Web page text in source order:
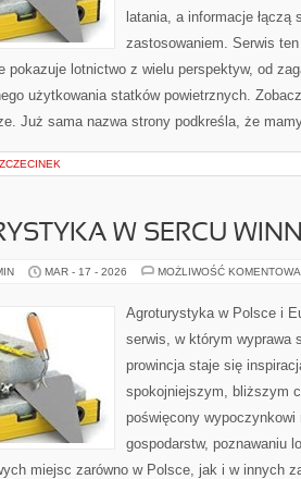
latania, a informacje
zastosowaniem. Serwis
pokazuje lotnictwo z wielu perspektyw, od
użytkowania statków powietrznych.
Już sama nazwa strony podkreśla, że
W SERCU
MAR - 17 - 2026 MOŻLIWOŚĆ
Agroturystyka w Polsce i
serwis, w którym wyprawa
prowincja staje się
spokojniejszym, bliższym
poświęcony wypoczynkowi
gospodarstw, poznawaniu
miejsc zarówno w Polsce, jak i w innych